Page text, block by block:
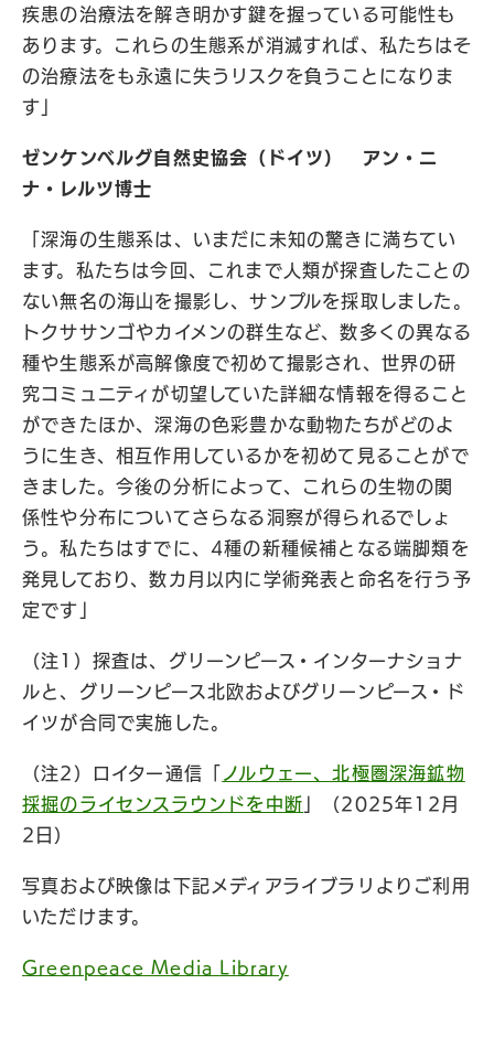
疾患の治療法を解き明かす鍵を握っている可能性も
あります。これらの生態系が消滅すれば、私たちはそ
の治療法をも永遠に失うリスクを負うことになりま
す」
ゼンケンベルグ自然史協会（ドイツ） アン・ニ
ナ・レルツ博士
「深海の生態系は、いまだに未知の驚きに満ちてい
ます。私たちは今回、これまで人類が探査したことの
ない無名の海山を撮影し、サンプルを採取しました。
トクササンゴやカイメンの群生など、数多くの異なる
種や生態系が高解像度で初めて撮影され、世界の研
究コミュニティが切望していた詳細な情報を得ること
ができたほか、深海の色彩豊かな動物たちがどのよ
うに生き、相互作用しているかを初めて見ることがで
きました。今後の分析によって、これらの生物の関
係性や分布についてさらなる洞察が得られるでしょ
う。私たちはすでに、4種の新種候補となる端脚類を
発見しており、数カ月以内に学術発表と命名を行う予
定です」
（注1）探査は、グリーンピース・インターナショナ
ルと、グリーンピース北欧およびグリーンピース・ド
イツが合同で実施した。
（注2）ロイター通信「
ノルウェー、北極圏深海鉱物
採掘のライセンスラウンドを中断 」（2025年12月
2日）
写真および映像は下記メディアライブラリよりご利用
いただけます。
Greenpeace Media Library